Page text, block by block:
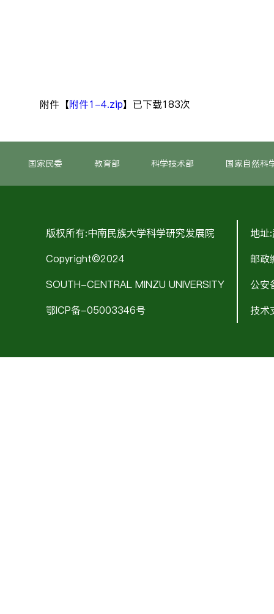
附件【附件1-4.zip】已下载183次
国家民委 教育部 科学技术部 国家自然科
版权所有:中南民族大学科学研究发展院
Copyright©2024
SOUTH-CENTRAL MINZU UNIVERSITY
鄂ICP备-05003346号
地址
邮政
公
技术